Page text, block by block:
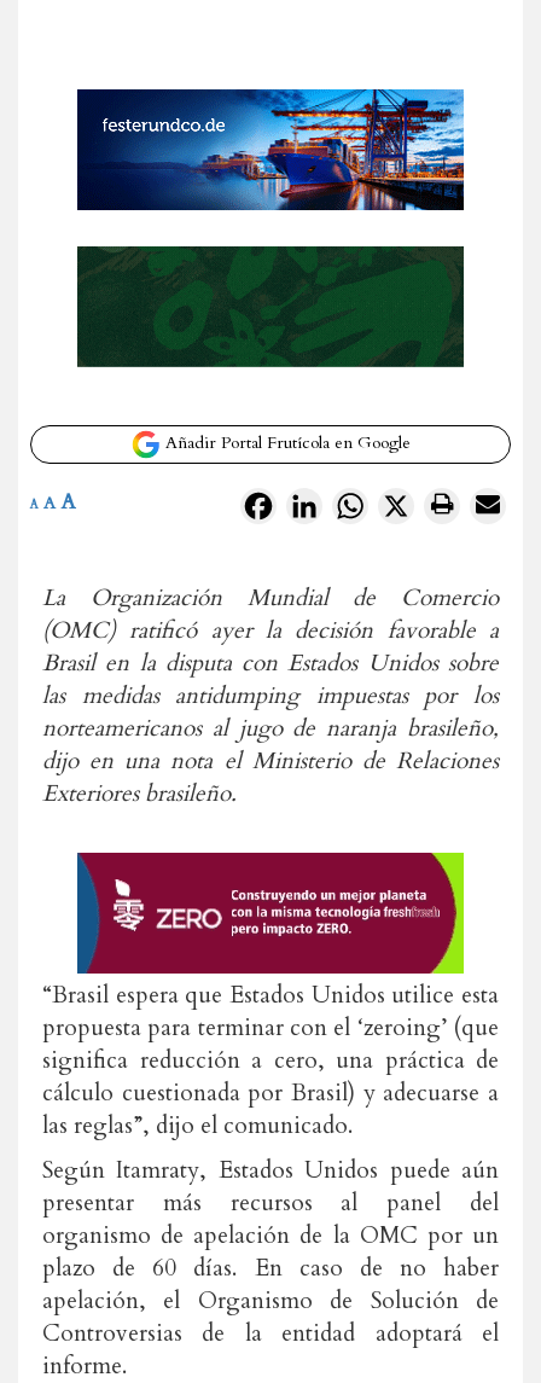
Añadir Portal Frutícola en Google
FacebookLinkedInWhatsApp
X
A A A
La Organización Mundial de Comercio
(OMC) ratificó ayer la decisión favorable a
Brasil en la disputa con Estados Unidos sobre
las medidas antidumping impuestas por los
norteamericanos al jugo de naranja brasileño,
dijo en una nota el Ministerio de Relaciones
Exteriores brasileño.
“Brasil espera que Estados Unidos utilice esta
propuesta para terminar con el ‘zeroing’ (que
significa reducción a cero, una práctica de
cálculo cuestionada por Brasil) y adecuarse a
las reglas”, dijo el comunicado.
Según Itamraty, Estados Unidos puede aún
presentar más recursos al panel del
organismo de apelación de la OMC por un
plazo de 60 días. En caso de no haber
apelación, el Organismo de Solución de
Controversias de la entidad adoptará el
informe.